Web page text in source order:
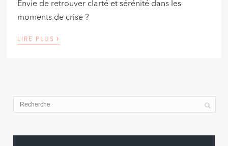
Envie de retrouver clarté et sérénité dans les
moments de crise ?
LIRE PLUS ›